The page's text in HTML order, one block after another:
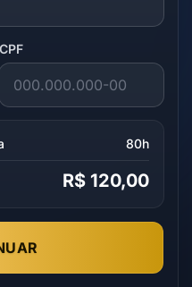
CPF
80h
R$ 120,00